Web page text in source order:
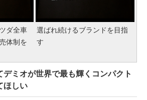
ダ全車
体制を
選ばれ続けるブランドを目指
す
デミオが世界で最も輝くコンパクト
ほしい